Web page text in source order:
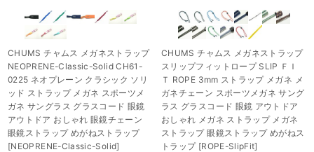
CHUMS チャムス メガネストラップ
NEOPRENE-Classic-Solid CH61-
0225 ネオプレーン クラシック ソリ
ッド ストラップ メガネ スポーツメ
ガネ サングラス グラスコード 眼鏡
アウトドア おしゃれ 眼鏡チェーン
眼鏡ストラップ めがねストラップ
[NEOPRENE-Classic-Solid]
CHUMS チャムス メガネストラップ
スリップフィットロープ SLIP ＦＩ
Ｔ ROPE 3mm ストラップ メガネ メ
ガネチェーン スポーツメガネ サング
ラス グラスコード 眼鏡 アウトドア
おしゃれ メガネ ストラップ メガネ
ストラップ 眼鏡ストラップ めがねス
トラップ [ROPE-SlipFit]